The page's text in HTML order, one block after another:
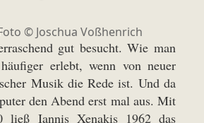
© Joschua Voßhenrich
gut besucht. Wie man
erlebt, wenn von neuer
Musik die Rede ist. Und da
den Abend erst mal aus. Mit
ließ Iannis Xenakis 1962 das